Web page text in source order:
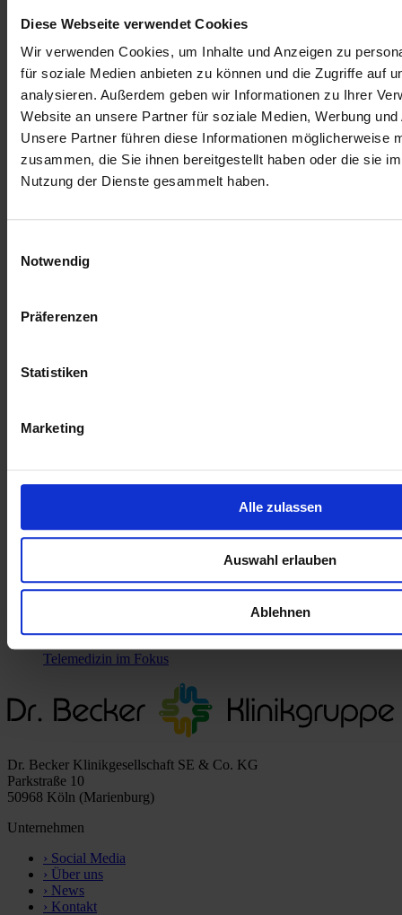
Diese Webseite verwendet Cookies
Wir verwenden Cookies, um Inhalte und Anzeigen zu
für soziale Medien anbieten zu können und die Zugriffe auf
analysieren. Außerdem geben wir Informationen zu Ihrer
Website an unsere Partner für soziale Medien, Werbung
Unsere Partner führen diese Informationen möglicherweise
zusammen, die Sie ihnen bereitgestellt haben oder die sie
Nutzung der Dienste gesammelt haben.
Notwendig
Präferenzen
Statistiken
Marketing
Alle zulassen
Auswahl erlauben
Ablehnen
Ähnliche Artikel
15.06.2026 12:17 Uhr
Norddeich will Pflegekräfte ausbilden –
Modellprojekt
Telemedizin im Fokus
Dr. Becker Klinikgesellschaft SE & Co. KG
Parkstraße 10
50968 Köln (Marienburg)
Unternehmen
› Social Media
› Über uns
› News
› Kontakt